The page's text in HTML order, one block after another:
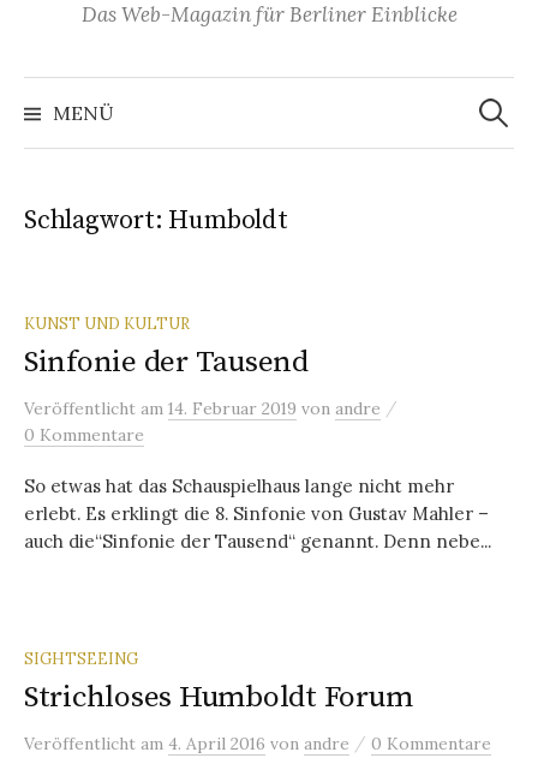
Das Web-Magazin für Berliner Einblicke
MENÜ
Suchen
nach:
Schlagwort: Humboldt
KUNST UND KULTUR
Sinfonie der Tausend
Veröffentlicht am 14. Februar 2019 von andre /
0 Kommentare
So etwas hat das Schauspielhaus lange nicht mehr
erlebt. Es erklingt die 8. Sinfonie von Gustav Mahler –
auch die“Sinfonie der Tausend“ genannt. Denn nebe...
SIGHTSEEING
Strichloses Humboldt Forum
Veröffentlicht am 4. April 2016 von andre / 0 Kommentare